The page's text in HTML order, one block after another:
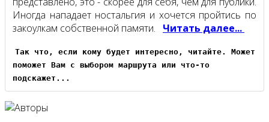
Иногда нападает ностальгия и хочется пройтись по
закоулкам собственной памяти. Читать далее...
Так что, если кому будет интересно, читайте. Может
поможет Вам с выбором маршрута или что-то
подскажет...